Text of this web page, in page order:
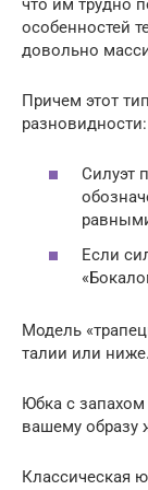
что им трудно
особенностей
довольно
Причем этот
разновидности:
Силуэт
Если
Модель
талии или ниже.
Юбка с
вашему образу
Классическая